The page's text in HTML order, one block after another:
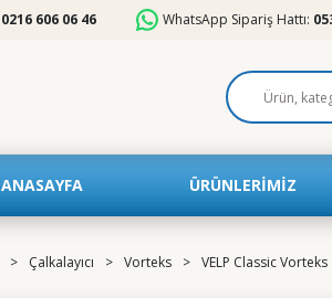
0216 606 06 46 WhatsApp Sipariş Hattı:
ANASAYFA ÜRÜNLERİMİZ
Çalkalayıcı Vorteks VELP Classic Vorteks